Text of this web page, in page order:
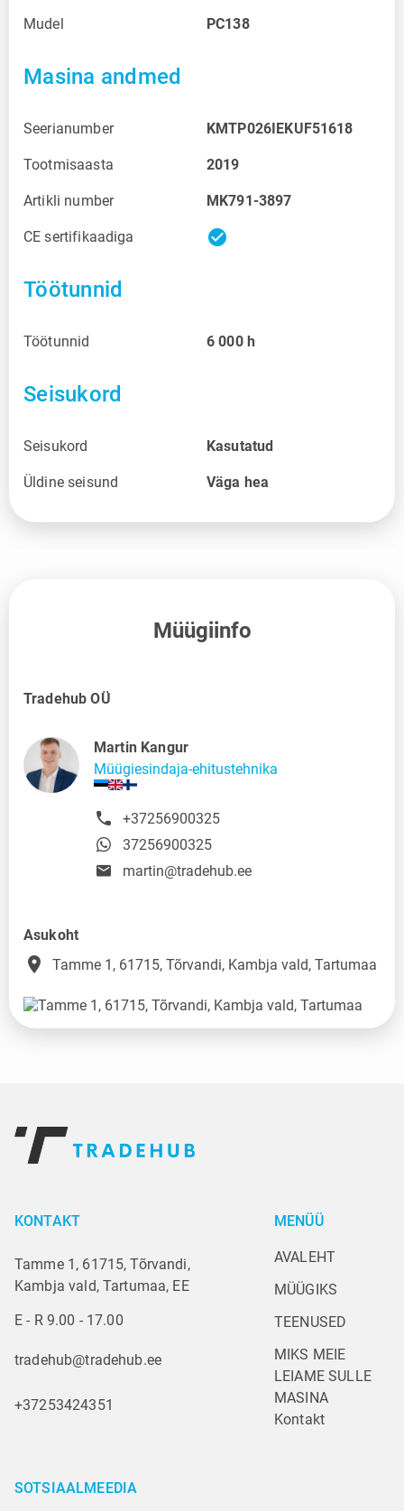
Mudel PC138
Masina andmed
Seerianumber KMTP026IEKUF51618
Tootmisaasta 2019
Artikli number MK791-3897
CE sertifikaadiga check_circle
Töötunnid
Töötunnid 6 000 h
Seisukord
Seisukord Kasutatud
Üldine seisund Väga hea
Müügiinfo
Tradehub OÜ
Martin Kangur
Müügiesindaja-ehitustehnika
+37256900325
37256900325
martin@tradehub.ee
Asukoht
place Tamme 1, 61715, Tõrvandi, Kambja vald, Tartumaa
KONTAKT
Tamme 1, 61715, Tõrvandi,
Kambja vald, Tartumaa, EE
E - R 9.00 - 17.00
tradehub@tradehub.ee
+37253424351
MENÜÜ
AVALEHT
MÜÜGIKS
TEENUSED
MIKS MEIE
LEIAME SULLE
MASINA
Kontakt
SOTSIAALMEEDIA